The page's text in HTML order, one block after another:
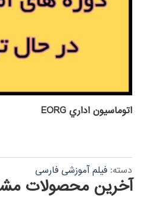
اتوماسيون اداري EORG
دسته: فیلم آموزشی فارسی
آخرین محصولات